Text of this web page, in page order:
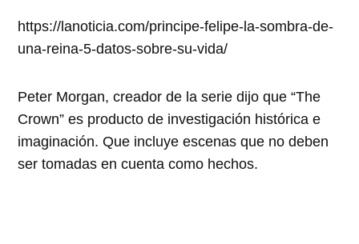
https://lanoticia.com/principe-felipe-la-sombra-de-
una-reina-5-datos-sobre-su-vida/
Peter Morgan, creador de la serie dijo que “The
Crown” es producto de investigación histórica e
imaginación. Que incluye escenas que no deben
ser tomadas en cuenta como hechos.